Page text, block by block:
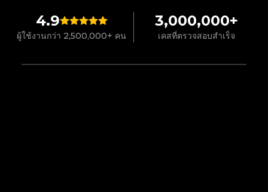
4.9
ผู้ใช้งานกว่า 2,500,000+ คน
3,000,000+
เคสที่ตรวจสอบสำเร็จ